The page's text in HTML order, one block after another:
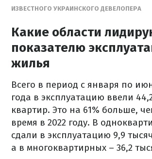
ИЗВЕСТНОГО УКРАИНСКОГО ДЕВЕЛОПЕРА
Какие области
показателю
жилья
Всего в период с января по
года в эксплуатацию ввели
квартир. Это на 61% больше,
время в 2022 году. В
сдали в эксплуатацию 9,9
а в многоквартирных – 36,2